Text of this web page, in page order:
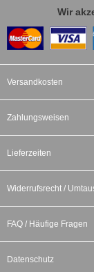
Wir
Versandkosten
Zahlungsweisen
Lieferzeiten
Widerrufsrecht /
FAQ / Häufige Fragen
Datenschutz